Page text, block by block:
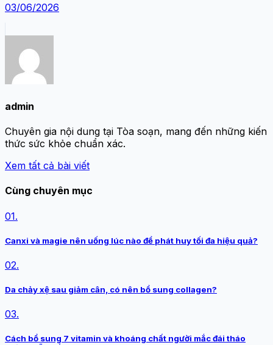
03/06/2026
admin
Chuyên gia nội dung tại Tòa soạn, mang đến những kiến
thức sức khỏe chuẩn xác.
Xem tất cả bài viết
Cùng chuyên mục
01.
Canxi và magie nên uống lúc nào để phát huy tối đa hiệu quả?
02.
Da chảy xệ sau giảm cân, có nên bổ sung collagen?
03.
Cách bổ sung 7 vitamin và khoáng chất người mắc đái tháo